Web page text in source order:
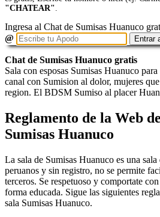
"CHATEAR"
Ingresa al Chat de Sumisas Huanuco
@
Entrar
Chat de Sumisas Huanuco gratis
Sala con esposas Sumisas Huanuco
canal con Sumision al dolor, mujeres
region. El BDSM Sumiso al placer
Reglamento de la Web
Sumisas Huanuco
La sala de Sumisas Huanuco es una
peruanos y sin registro, no se permite
terceros. Se respetuoso y comportate
forma educada. Sigue las siguientes
sala Sumisas Huanuco.